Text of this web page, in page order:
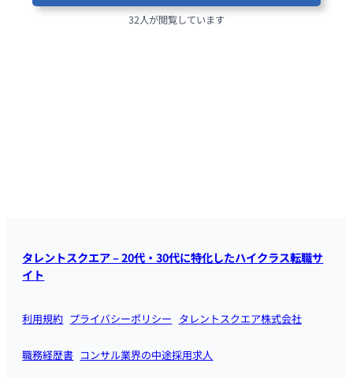
32人が閲覧しています
タレントスクエア – 20代・30代に特化したハイクラス転職サ
イト
利用規約 プライバシーポリシー タレントスクエア株式会社
職務経歴書 コンサル業界の中途採用求人